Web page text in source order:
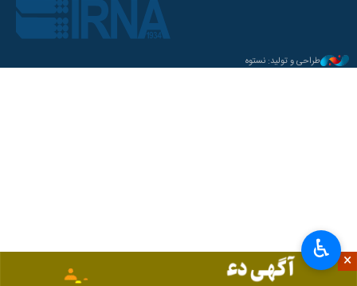
×
طراحی و تولید: نستوه
♿︎